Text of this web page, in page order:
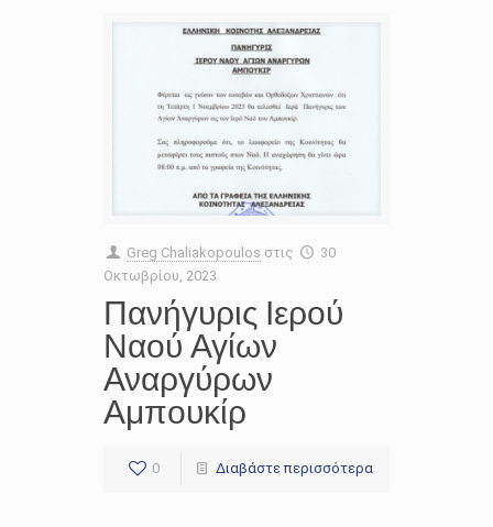
Greg Chaliakopoulos στις
30
Οκτωβρίου, 2023
Πανήγυρις Ιερού
Ναού Αγίων
Αναργύρων
Αμπουκίρ
0 Διαβάστε περισσότερα